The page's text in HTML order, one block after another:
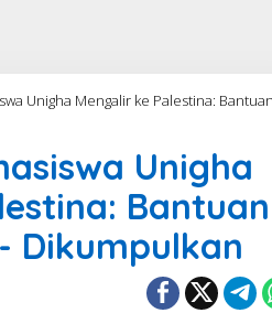
Unigha Mengalir ke Palestina:
Unigha
Bantuan
Dikumpulkan